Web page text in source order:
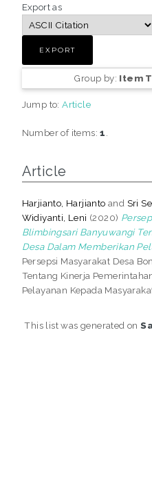
Export as
Group by: Item
Jump to:Article
Number of items:1
Article
Harjianto, Harjianto and Sri
Widiyanti, Leni (2020)
Blimbingsari Banyuwangi
Desa Dalam Memberikan
Persepsi Masyarakat Desa
Tentang Kinerja
Pelayanan Kepada
This list was generated on